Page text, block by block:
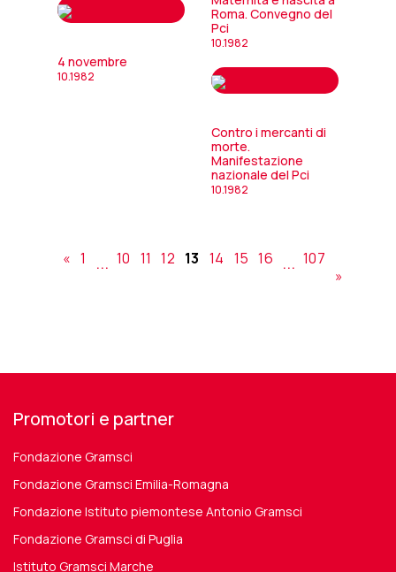
Roma. Convegno del
Pci
10.1982
4 novembre
10.1982
Contro i mercanti di
morte.
Manifestazione
nazionale del Pci
10.1982
« 1 ... 10 11 12 13 14 15 16 ... 107
»
Promotori e partner
Fondazione Gramsci
Fondazione Gramsci Emilia-Romagna
Fondazione Istituto piemontese Antonio Gramsci
Fondazione Gramsci di Puglia
Istituto Gramsci Marche